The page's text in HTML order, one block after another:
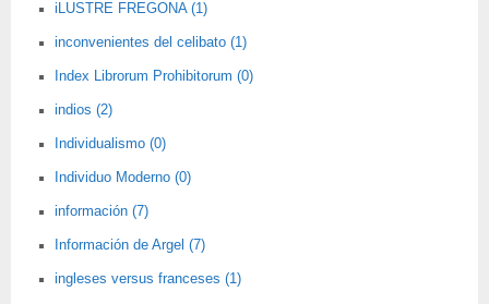
iLUSTRE FREGONA (1)
inconvenientes del celibato (1)
Index Librorum Prohibitorum (0)
indios (2)
Individualismo (0)
Individuo Moderno (0)
información (7)
Información de Argel (7)
ingleses versus franceses (1)